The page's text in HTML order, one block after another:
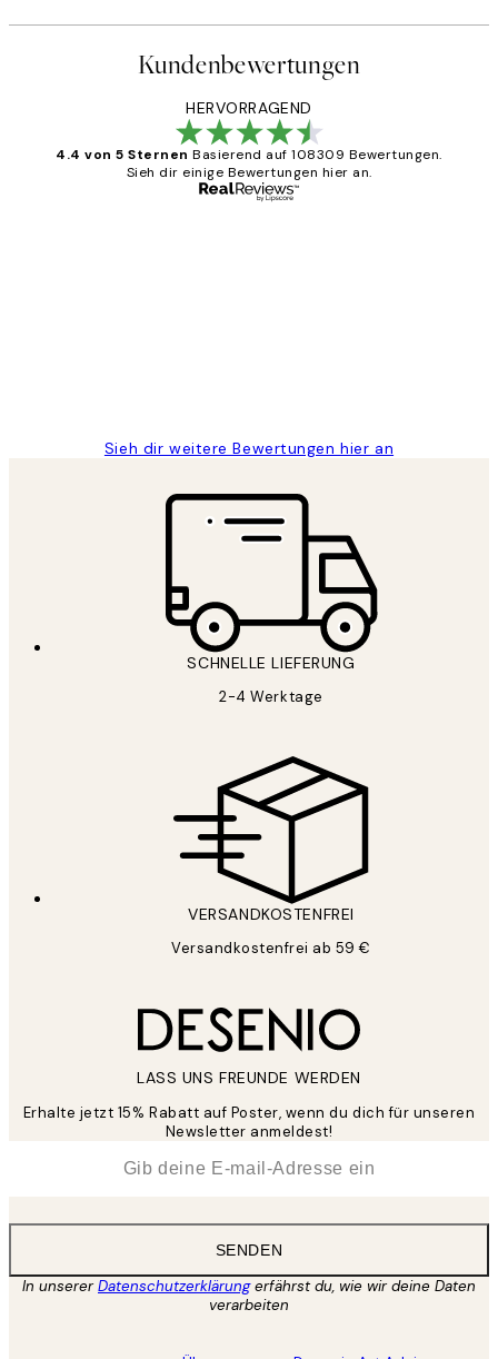
Kundenbewertungen
HERVORRAGEND
4.4 von 5 Sternen Basierend auf 108309 Bewertungen.
Sieh dir einige Bewertungen hier an.
Sieh dir weitere Bewertungen hier an
SCHNELLE LIEFERUNG
2-4 Werktage
VERSANDKOSTENFREI
Versandkostenfrei ab 59 €
LASS UNS FREUNDE WERDEN
Erhalte jetzt 15% Rabatt auf Poster, wenn du dich für unseren
Newsletter anmeldest!
SENDEN
In unsererDatenschutzerklärungerfährst du, wie wir deine Daten
verarbeiten